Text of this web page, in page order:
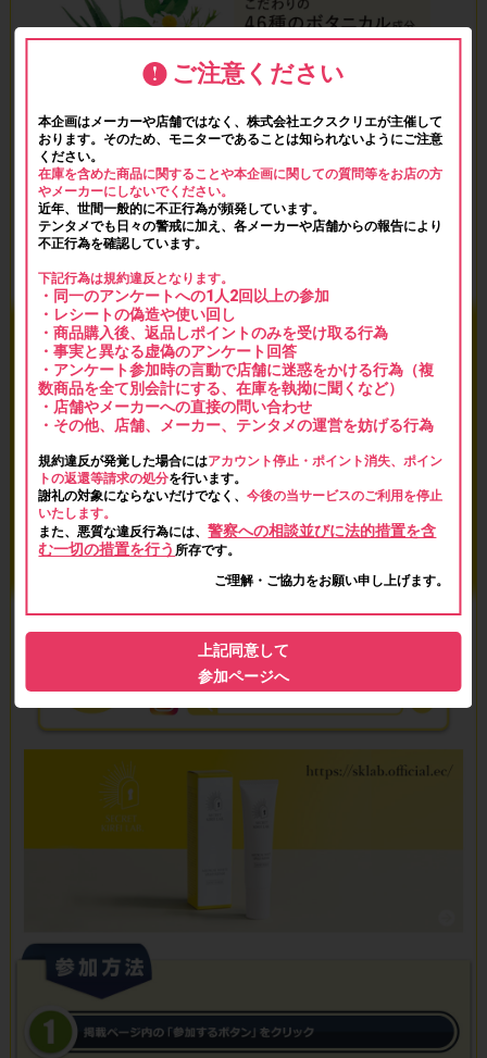
ご注意ください
本企画はメーカーや店舗ではなく、株式会社エクスクリエが主催して
おります。そのため、モニターであることは知られないようにご注意
ください。
在庫を含めた商品に関することや本企画に関しての質問等をお店の方
やメーカーにしないでください。
近年、世間一般的に不正行為が頻発しています。
テンタメでも日々の警戒に加え、各メーカーや店舗からの報告により
不正行為を確認しています。
下記行為は規約違反となります。
・同一のアンケートへの1人2回以上の参加
・レシートの偽造や使い回し
・商品購入後、返品しポイントのみを受け取る行為
・事実と異なる虚偽のアンケート回答
・アンケート参加時の言動で店舗に迷惑をかける行為（複
数商品を全て別会計にする、在庫を執拗に聞くなど）
・店舗やメーカーへの直接の問い合わせ
・その他、店舗、メーカー、テンタメの運営を妨げる行為
規約違反が発覚した場合にはアカウント停止・ポイント消失、ポイン
トの返還等請求の処分を行います。
謝礼の対象にならないだけでなく、今後の当サービスのご利用を停止
いたします。
また、悪質な違反行為には、警察への相談並びに法的措置を含
む一切の措置を行う 所存です。
ご理解・ご協力をお願い申し上げます。
上記同意して
参加ページへ